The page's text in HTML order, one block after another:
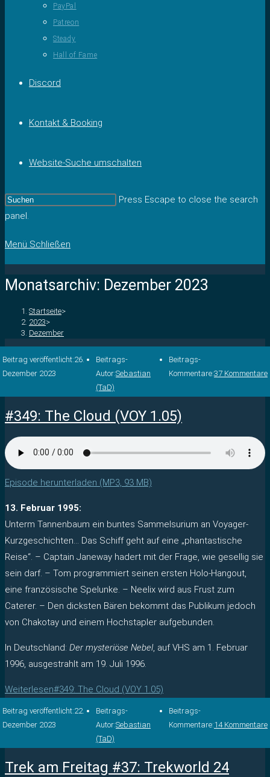
PayPal
Patreon
Steady
Hall of Fame
Discord
Kontakt & Booking
Website-Suche umschalten
Press Escape to close the search
panel.
Menü Schließen
Monatsarchiv: Dezember 2023
Startseite>
2023>
Dezember
Beitrag veröffentlicht:26.
Dezember 2023
Beitrags-
Autor:Sebastian
(TaD)
Beitrags-
Kommentare:37 Kommentare
#349: The Cloud (VOY 1.05)
Episode herunterladen (MP3, 93 MB)
13. Februar 1995:
Unterm Tannenbaum ein buntes Sammelsurium an Voyager-
Kurzgeschichten… Das Schiff geht auf eine „phantastische
Reise“. – Captain Janeway hadert mit der Frage, wie gesellig sie
sein darf. – Tom programmiert seinen ersten Holo-Hangout,
eine französische Spelunke. – Neelix wird aus Frust zum
Caterer. – Den dicksten Bären bekommt das Publikum jedoch
von Chakotay und einem Hochstapler aufgebunden.
In Deutschland: Der mysteriöse Nebel, auf VHS am 1. Februar
1996, ausgestrahlt am 19. Juli 1996.
Weiterlesen#349: The Cloud (VOY 1.05)
Beitrag veröffentlicht:22.
Dezember 2023
Beitrags-
Autor:Sebastian
(TaD)
Beitrags-
Kommentare:14 Kommentare
Trek am Freitag #37: Trekworld 24